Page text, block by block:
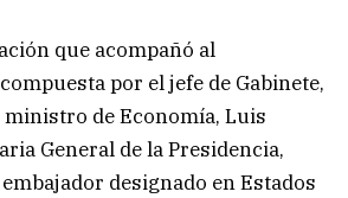
que acompañó al
por el jefe de Gabinete,
ministro de Economía, Luis
General de la Presidencia,
designado en Estados